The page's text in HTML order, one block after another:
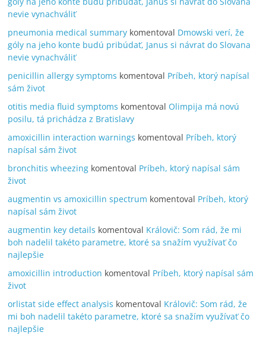
nevie vynachváliť
pneumonia medical summary komentoval Dmowski verí, že
góly na jeho konte budú pribúdať, Janus si návrat do Slovana
nevie vynachváliť
penicillin allergy symptoms komentoval Príbeh, ktorý napísal
sám život
otitis media fluid symptoms komentoval Olimpija má novú
posilu, tá prichádza z Bratislavy
amoxicillin interaction warnings komentoval Príbeh, ktorý
napísal sám život
bronchitis wheezing komentoval Príbeh, ktorý napísal sám
život
augmentin vs amoxicillin spectrum komentoval Príbeh, ktorý
napísal sám život
augmentin key details komentoval Královič: Som rád, že mi
boh nadelil takéto parametre, ktoré sa snažím využívať čo
najlepšie
amoxicillin introduction komentoval Príbeh, ktorý napísal sám
život
orlistat side effect analysis komentoval Královič: Som rád, že
mi boh nadelil takéto parametre, ktoré sa snažím využívať čo
najlepšie